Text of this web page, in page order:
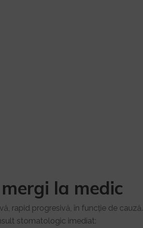
la medic
rapid progresivă, în funcție de cauză.
stomatologic imediat: